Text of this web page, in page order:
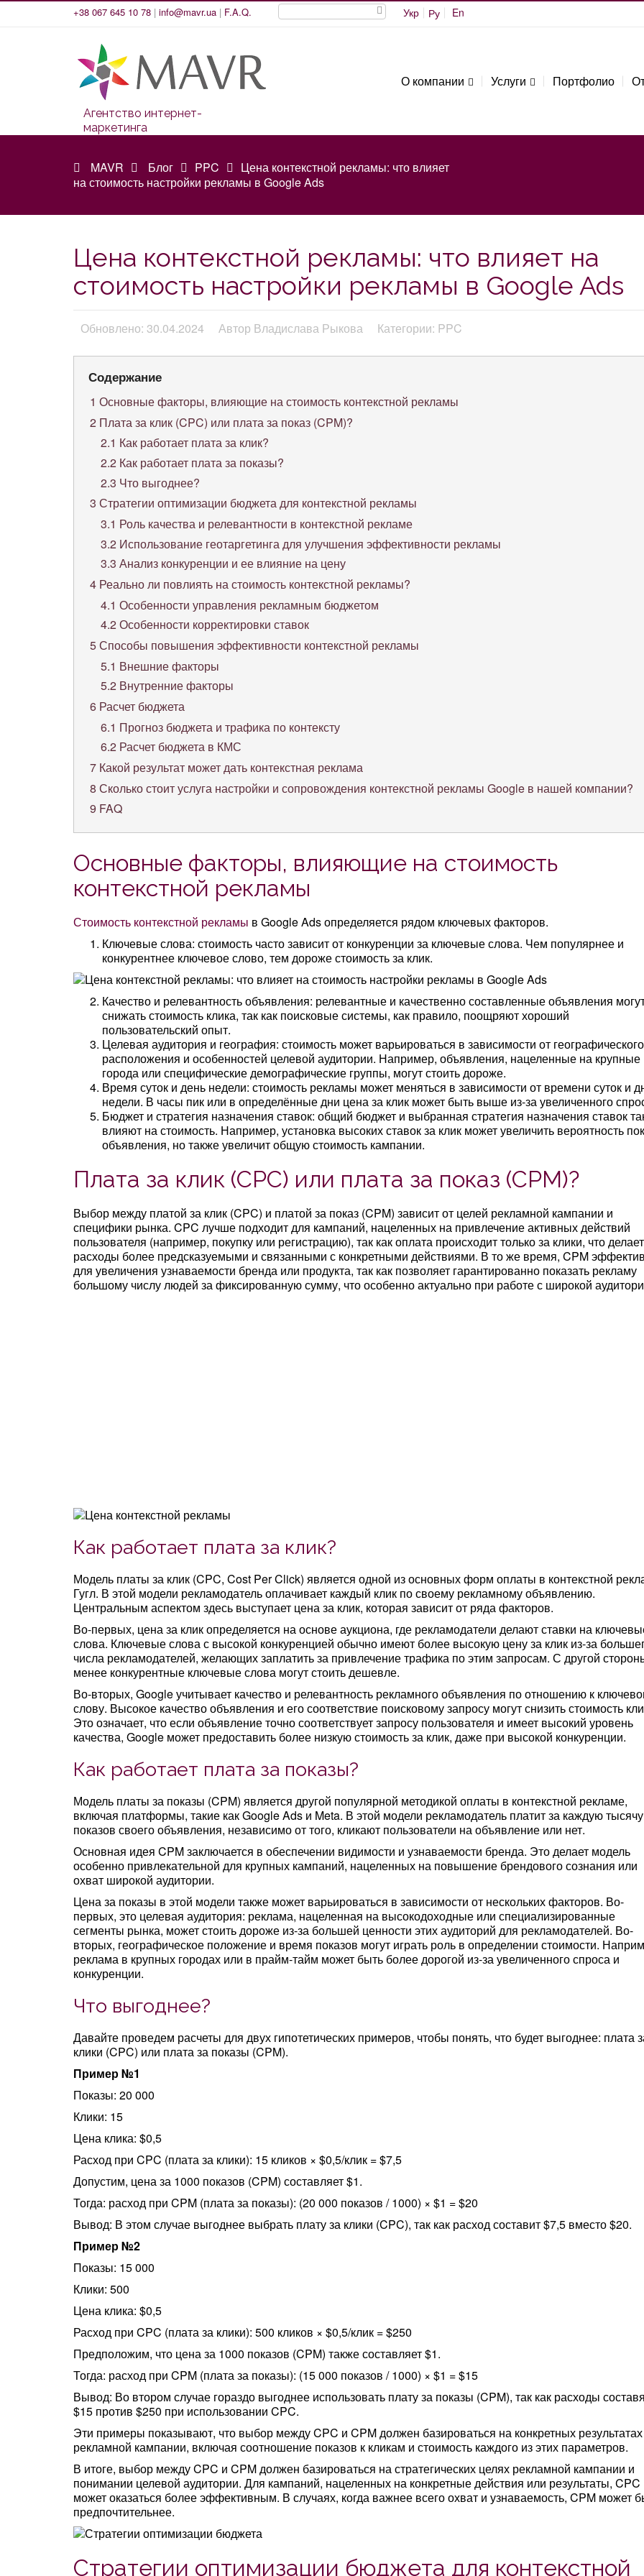
+38 067 645 10 78 | info@mavr.ua | F.A.Q. Укр Ру En
Агентство интернет-
маркетинга
О компании Услуги Портфолио
MAVR Блог PPC
Цена контекстной рекламы: что влияет
на стоимость настройки рекламы в Google Ads
Цена контекстной рекламы: что влияет на
стоимость настройки рекламы в Google Ads
Обновлено: 30.04.2024 Автор Владислава Рыкова Категории: PPC
Содержание
1 Основные факторы, влияющие на стоимость контекстной рекламы
2 Плата за клик (CPC) или плата за показ (CPM)?
2.1 Как работает плата за клик?
2.2Как работает плата за показы?
2.3 Что выгоднее?
3 Стратегии оптимизации бюджета для контекстной рекламы
3.1 Роль качества и релевантности в контекстной рекламе
3.2Использование геотаргетинга для улучшения эффективности рекламы
3.3 Анализ конкуренции и ее влияние на цену
4 Реально ли повлиять на стоимость контекстной рекламы?
4.1 Особенности управления рекламным бюджетом
4.2Особенности корректировки ставок
5Способы повышения эффективности контекстной рекламы
5.1 Внешние факторы
5.2Внутренние факторы
6 Расчет бюджета
6.1 Прогноз бюджета и трафика по контексту
6.2Расчет бюджета в КМС
7 Какой результат может дать контекстная реклама
8 Сколько стоит услуга настройки и сопровождения контекстной рекламы Google в нашей компании?
9 FAQ
Основные факторы, влияющие на стоимость
контекстной рекламы
Стоимость контекстной рекламы в Google Ads определяется рядом ключевых факторов.
Ключевые слова: стоимость часто зависит от конкуренции за ключевые слова. Чем популярнее и
конкурентнее ключевое слово, тем дороже стоимость за клик.
Качество и релевантность объявления: релевантные и качественно составленные объявления
снижать стоимость клика, так как поисковые системы, как правило, поощряют хороший
пользовательский опыт.
Целевая аудитория и география: стоимость может варьироваться в зависимости от географического
расположения и особенностей целевой аудитории. Например, объявления, нацеленные на крупные
города или специфические демографические группы, могут стоить дороже.
Время суток и день недели: стоимость рекламы может меняться в зависимости от времени суток и
недели. В часы пик или в определённые дни цена за клик может быть выше из-за увеличенного
Бюджет и стратегия назначения ставок: общий бюджет и выбранная стратегия назначения ставок
влияют на стоимость. Например, установка высоких ставок за клик может увеличить вероятность
объявления, но также увеличит общую стоимость кампании.
Плата за клик (CPC) или плата за показ (CPM)?
Выбор между платой за клик (CPC) и платой за показ (CPM) зависит от целей рекламной кампании и
специфики рынка. CPC лучше подходит для кампаний, нацеленных на привлечение активных действий
пользователя (например, покупку или регистрацию), так как оплата происходит только за клики, что делает
расходы более предсказуемыми и связанными с конкретными действиями. В то же время, CPM
для увеличения узнаваемости бренда или продукта, так как позволяет гарантированно показать рекламу
большому числу людей за фиксированную сумму, что особенно актуально при работе с широкой
Как работает плата за клик?
Модель платы за клик (CPC, Cost Per Click) является одной из основных форм оплаты в контекстной
Гугл. В этой модели рекламодатель оплачивает каждый клик по своему рекламному объявлению.
Центральным аспектом здесь выступает цена за клик, которая зависит от ряда факторов.
Во-первых, цена за клик определяется на основе аукциона, где рекламодатели делают ставки на
слова. Ключевые слова с высокой конкуренцией обычно имеют более высокую цену за клик из-за
числа рекламодателей, желающих заплатить за привлечение трафика по этим запросам. С другой
менее конкурентные ключевые слова могут стоить дешевле.
Во-вторых, Google учитывает качество и релевантность рекламного объявления по отношению к
слову. Высокое качество объявления и его соответствие поисковому запросу могут снизить стоимость
Это означает, что если объявление точно соответствует запросу пользователя и имеет высокий уровень
качества, Google может предоставить более низкую стоимость за клик, даже при высокой конкуренции.
Как работает плата за показы?
Модель платы за показы (CPM) является другой популярной методикой оплаты в контекстной рекламе,
включая платформы, такие как Google Ads и Meta. В этой модели рекламодатель платит за каждую тысячу
показов своего объявления, независимо от того, кликают пользователи на объявление или нет.
Основная идея CPM заключается в обеспечении видимости и узнаваемости бренда. Это делает модель
особенно привлекательной для крупных кампаний, нацеленных на повышение брендового сознания или
охват широкой аудитории.
Цена за показы в этой модели также может варьироваться в зависимости от нескольких факторов. Во-
первых, это целевая аудитория: реклама, нацеленная на высокодоходные или специализированные
сегменты рынка, может стоить дороже из-за большей ценности этих аудиторий для рекламодателей. Во-
вторых, географическое положение и время показов могут играть роль в определении стоимости.
реклама в крупных городах или в прайм-тайм может быть более дорогой из-за увеличенного спроса и
конкуренции.
Что выгоднее?
Давайте проведем расчеты для двух гипотетических примеров, чтобы понять, что будет выгоднее: плата
клики (CPC) или плата за показы (CPM).
Пример №1
Показы: 20 000
Клики: 15
Цена клика: $0,5
Расход при CPC (плата за клики): 15 кликов × $0,5/клик = $7,5
Допустим, цена за 1000 показов (CPM) составляет $1.
Тогда: расход при CPM (плата за показы): (20 000 показов / 1000) × $1 = $20
Вывод: В этом случае выгоднее выбрать плату за клики (CPC), так как расход составит $7,5 вместо $20.
Пример №2
Показы: 15 000
Клики: 500
Цена клика: $0,5
Расход при CPC (плата за клики): 500 кликов × $0,5/клик = $250
Предположим, что цена за 1000 показов (CPM) также составляет $1.
Тогда: расход при CPM (плата за показы): (15 000 показов / 1000) × $1 = $15
Вывод: Во втором случае гораздо выгоднее использовать плату за показы (CPM), так как расходы
$15 против $250 при использовании CPC.
Эти примеры показывают, что выбор между CPC и CPM должен базироваться на конкретных результатах
рекламной кампании, включая соотношение показов к кликам и стоимость каждого из этих параметров.
В итоге, выбор между CPC и CPM должен базироваться на стратегических целях рекламной кампании и
понимании целевой аудитории. Для кампаний, нацеленных на конкретные действия или результаты, CPC
может оказаться более эффективным. В случаях, когда важнее всего охват и узнаваемость, CPM может
предпочтительнее.
Стратегии оптимизации бюджета для контекстной